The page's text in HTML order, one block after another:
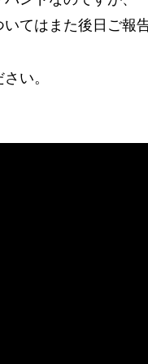
てはまた後日ご報
い。